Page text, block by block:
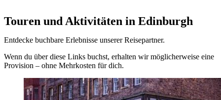
Touren und Aktivitäten in Edinburgh
Entdecke buchbare Erlebnisse unserer Reisepartner.
Wenn du über diese Links buchst, erhalten wir möglicherweise eine
Provision – ohne Mehrkosten für dich.